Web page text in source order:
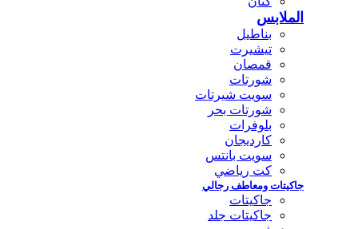
الملابس
بناطيل
تيشيرت
قمصان
شورتات
سويت شيرتات
شورتات بحر
بلوفرات
كارديجان
سويت بانتس
كت رياضي
جاكيتات ومعاطف رجالي
جاكيتات
جاكيتات جلد